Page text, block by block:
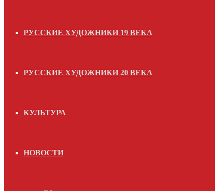
РУССКИЕ ХУДОЖНИКИ 19 ВЕКА
РУССКИЕ ХУДОЖНИКИ 20 ВЕКА
КУЛЬТУРА
НОВОСТИ